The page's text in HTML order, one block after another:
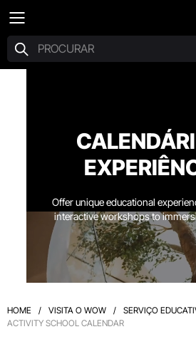
Offer unique educational
interactive workshops to
HOME / VISITA O WOW / SERVIÇO
ACTIVITY SCHOOL CALENDAR